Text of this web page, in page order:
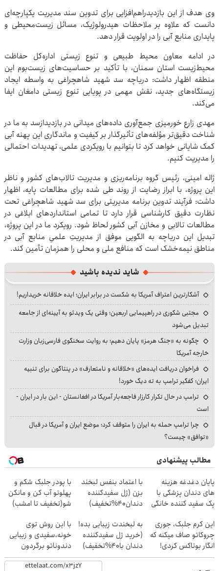
وی هدف از این بازدیدراهم‌افزایی برای تدوین سند مدیریت یکپارچه‌ای
دانست که علاوه بر ملاحظات هیدرولوژیک، مسائل زیست‌محیطی و
پایداری منابع آبی را در اولویت قرار دهد.
در ادامه معاون محیط طبیعی و تنوع زیستی اداره‌کل حفاظت
محیط‌زیست استان سمنان، با تأکید بر حساسیت‌های زیست‌بوم این
منطقه اظهار داشت: دریاچه سد شهید شاهچراغی به واسطه ایجاد
زیستگاه‌های جدید، نقش مهمی در پویایی تنوع زیستی دامغان ایفا
می‌کند.
مهدی زارع خورمیزی جمع‌آوری داده‌های میدانی در بازدیدازسد به ما در
شناخت دقیق‌تر مؤلفه‌های تأثیرگذار بر کیفیت و ماندگاری این پهنه آبی
کمک شایانی خواهد کرد تا بتوانیم با رویکردی علمی، تهدیدات احتمالی
را مدیریت کنیم.
ژاله امینی، رئیس گروه برنامه‌ریزی و مدیریت تالاب‌های کشور و ناظر
این پروژه، با ابراز رضایت از روند طی شده برای مطالعات پایه، اظهار
داشت: فرآیند تدوین برنامه مدیریتی برای سد شهید شاهچراغی تحت
نظارت دقیق کارشناسی قرار دارد تا تمامی استانداردهای ابلاغی در
مطالعات تالابی و مخازن آبی کشور لحاظ شود. رویکرد ما در این پروژه،
تبدیل این دریاچه به الگویی موفق از مدیریتِ علمیِ منابع آبی در
مناطق نیمه‌خشک است که منافع ملی و محلی را همزمان تأمین کند.
شاید ندیده باشید
آشکارترین اعتراف آمریکا به شکست در برابر ایران؛ ایده خلاقانه خریداریم!
مجتبی شکوری در راهپیمایی اربعین؛ وقتی یک ویدئو به آیینه‌ای از جامعه
تبدیل می‌شود
چگونه به «جنگ هرمز» پایان دهیم؛ به روایت سخنگوی فارسی‌زبان وزارت
خارجه آمریکا
فراخوان دریافت ایده‌های «خلاقانه و نامتعارف» در پنتاگون برای تنبیه
ایران؛ کفگیر ترامپ به ته دیگ خورد!
ترامپ در حال تکرار کارزار فاجعه‌بار آمریکا در افغانستان - این بار در ایران -
است
چرا ترامپ حمله به ایران را متوقف کرد؛ موضع ایران و آمریکا در قبال
«توافق» چیست؟
مطالب پیشنهادی
پایان دغدغه هزینه
های دندان پزشکی با
پک سفید کننده خانگی
با اعتماد بنفس لبخند
بزن (ژل سفیدکننده
دندان40%تخفیف)
با پودر جلبک شکم و
پهلوتو آب کن و مانکن
شو(تخفیف تا امشب)
این کرم جلبک، جوری
چروکاتو صاف میکنه که
انگار بوتاکس کردی!
(تخفیف ویژه)
به لبخندت زیبایی بده!
(خرید ژل سفیدکننده
دندان با40%تخفیف)
با این روش توی
خونه،سفیدی و زیبایی
دندوناتو برگردون
(40%off)